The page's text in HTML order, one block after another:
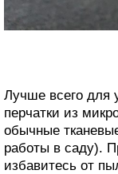
Лучше всего для
перчатки из
обычные
работы в саду).
избавитесь от